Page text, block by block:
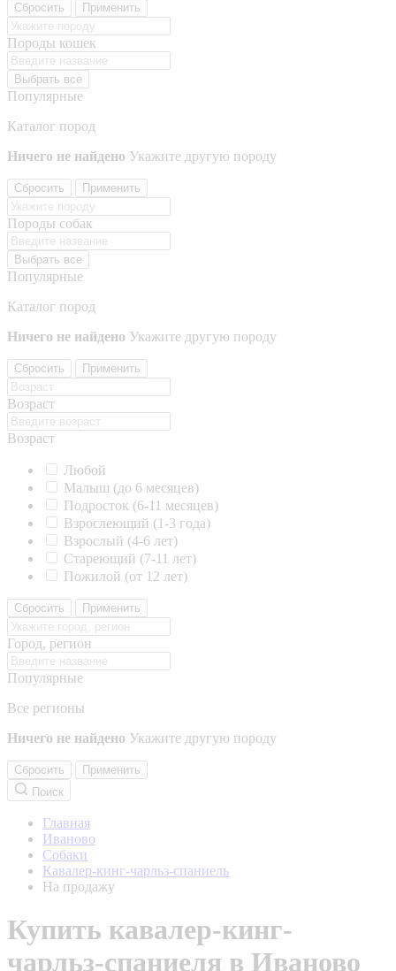
Сбросить Применить
Породы кошек
Выбрать все
Популярные
Каталог пород
Ничего не найдено Укажите другую породу
Сбросить Применить
Породы собак
Выбрать все
Популярные
Каталог пород
Ничего не найдено Укажите другую породу
Сбросить Применить
Возраст
Возраст
Любой
Малыш (до 6 месяцев)
Подросток (6-11 месяцев)
Взрослеющий (1-3 года)
Взрослый (4-6 лет)
Стареющий (7-11 лет)
Пожилой (от 12 лет)
Сбросить Применить
Город, регион
Популярные
Все регионы
Ничего не найдено Укажите другую породу
Сбросить
Применить
Поиск
Главная
Иваново
Собаки
Кавалер-кинг-чарльз-спаниель
На продажу
Купить кавалер-кинг-
чарльз-спаниеля в Иваново